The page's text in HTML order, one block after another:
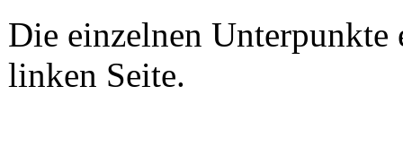
Die einzelnen Unterpunkte
linken Seite.